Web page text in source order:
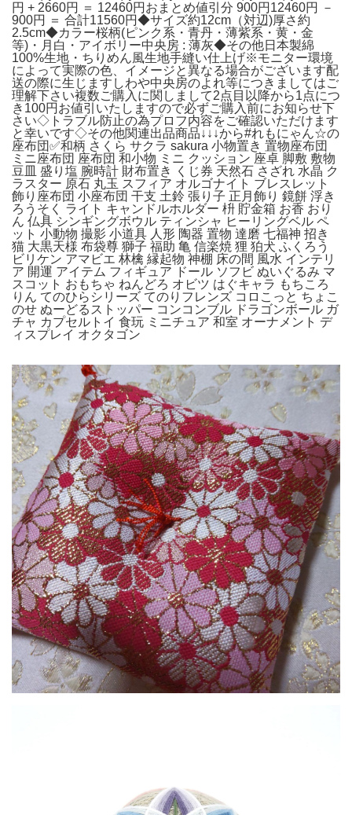
円 + 2660円 ＝ 12460円おまとめ値引分 900円12460円 －
900円 ＝ 合計11560円◆サイズ約12cm（対辺)厚さ約
2.5cm◆カラー桜柄(ピンク系・青丹・薄紫系・黄・金
等)・月白・アイボリー中央房 : 薄灰◆その他日本製綿
100%生地・ちりめん風生地手縫い仕上げ※モニター環境
によって実際の色、イメージと異なる場合がございます配
送の際に生じますしわや中央房のよれ等につきましてはご
理解下さい複数ご購入に関しまして2点目以降から1点につ
き100円お値引いたしますので必ずご購入前にお知らせ下
さい◇トラブル防止の為プロフ内容をご確認いただけます
と幸いです◇その他関連出品商品↓↓↓から#れもにゃん☆の
座布団✅和柄 さくら サクラ sakura 小物置き 置物座布団
ミニ座布団 座布団 和小物 ミニ クッション 座卓 脚敷 敷物
豆皿 盛り塩 腕時計 財布置き くじ券 天然石 さざれ 水晶 ク
ラスター 原石 丸玉 スフィア オルゴナイト ブレスレット
飾り座布団 小座布団 干支 土鈴 張り子 正月飾り 鏡餅 浮き
ろうそく ライト キャンドルホルダー 枡 貯金箱 お香 おり
ん 仏具 シンギングボウル ティンシャ ヒーリングベル ペ
ット 小動物 撮影 小道具 人形 陶器 置物 達磨 七福神 招き
猫 大黒天様 布袋尊 獅子 福助 亀 信楽焼 狸 狛犬 ふくろう
ビリケン アマビエ 林檎 縁起物 神棚 床の間 風水 インテリ
ア 開運 アイテム フィギュア ドール ソフビ ぬいぐるみ マ
スコット おもちゃ ねんどろ オビツ はぐキャラ もちころ
りん てのひらシリーズ てのりフレンズ コロこっと ちょこ
のせ ぬーどるストッパー コンコンブル ドラゴンボール ガ
チャ カプセルトイ 食玩 ミニチュア 和室 オーナメント デ
ィスプレイ オクタゴン